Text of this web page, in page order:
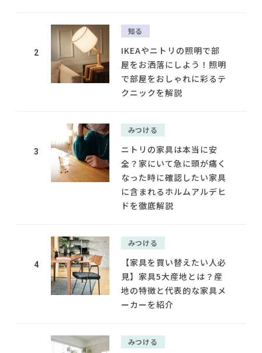
2
知る
IKEAやニトリの照明で部
屋をお洒落にしよう！照明
で部屋をおしゃれに彩るテ
クニックを解説
3
みつける
ニトリの家具は本当に安
全？家にいて急に頭が痛く
なった時に確認したい家具
に含まれるホルムアルデヒ
ドを徹底解説
4
みつける
【家具を買い替えたい人必
見】家具5大産地とは？産
地の特徴と代表的な家具メ
ーカーを紹介
みつける